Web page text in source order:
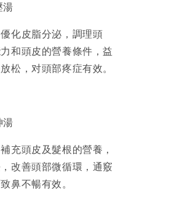
湯
化皮脂分泌，調理頭
和頭皮的營養條件，益
松，对頭部疼症有效。
湯
充頭皮及髮根的營養，
改善頭部微循環，通竅
鼻不暢有效。